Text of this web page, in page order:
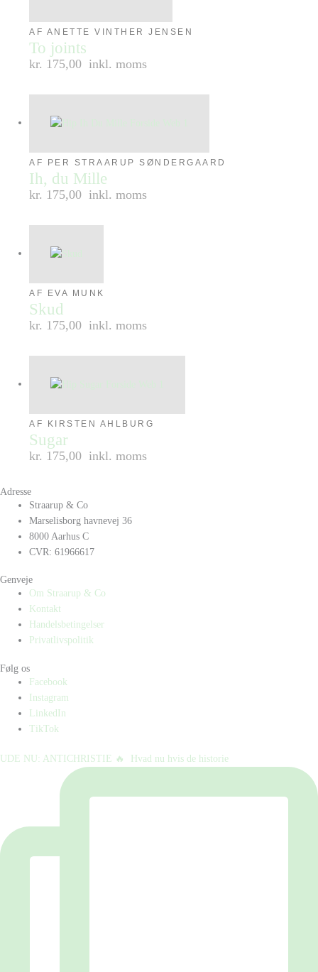
AF ANETTE VINTHER JENSEN
To joints
kr. 175,00 inkl. moms
AF PER STRAARUP SØNDERGAARD
Ih, du Mille
kr. 175,00 inkl. moms
AF EVA MUNK
Skud
kr. 175,00 inkl. moms
AF KIRSTEN AHLBURG
Sugar
kr. 175,00 inkl. moms
Adresse
Straarup & Co
Marselisborg havnevej 36
8000 Aarhus C
CVR: 61966617
Genveje
Om Straarup & Co
Kontakt
Handelsbetingelser
Privatlivspolitik
Følg os
Facebook
Instagram
LinkedIn
TikTok
UDE NU: ANTICHRISTIE 🔥⁠ ⁠ Hvad nu hvis de historie